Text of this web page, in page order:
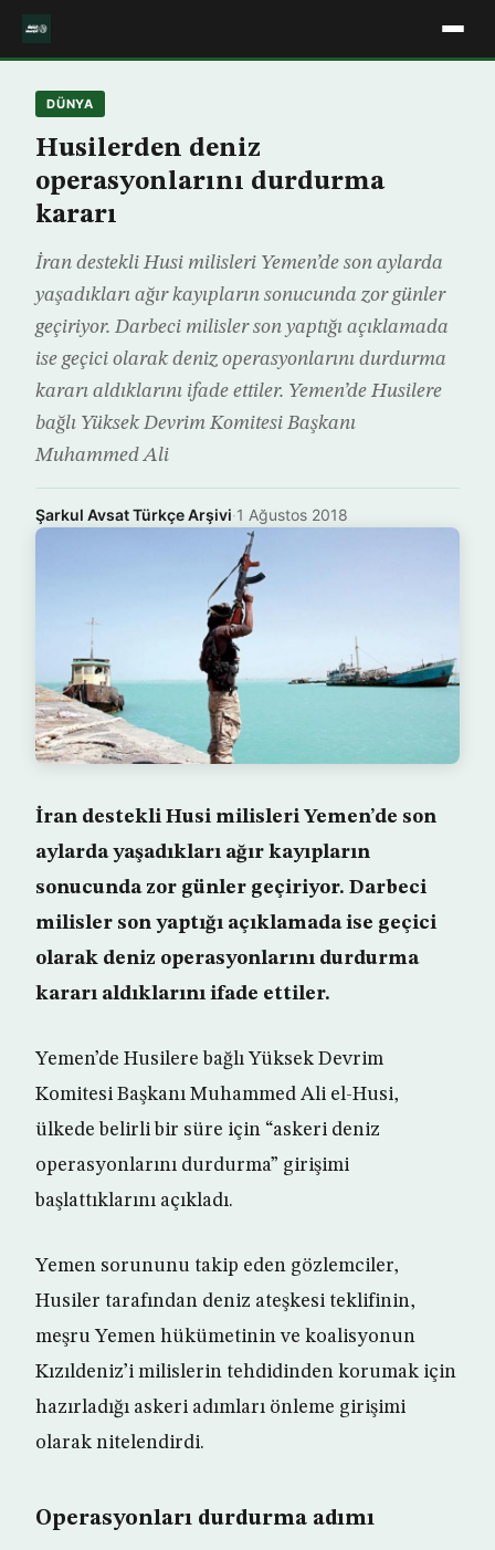
DÜNYA
Husilerden deniz
operasyonlarını durdurma
kararı
İran destekli Husi milisleri Yemen’de son aylarda
yaşadıkları ağır kayıpların sonucunda zor günler
geçiriyor. Darbeci milisler son yaptığı açıklamada
ise geçici olarak deniz operasyonlarını durdurma
kararı aldıklarını ifade ettiler. Yemen’de Husilere
bağlı Yüksek Devrim Komitesi Başkanı
Muhammed Ali
Şarkul Avsat Türkçe Arşivi·1 Ağustos 2018
İran destekli Husi milisleri Yemen’de son
aylarda yaşadıkları ağır kayıpların
sonucunda zor günler geçiriyor. Darbeci
milisler son yaptığı açıklamada ise geçici
olarak deniz operasyonlarını durdurma
kararı aldıklarını ifade ettiler.
Yemen’de Husilere bağlı Yüksek Devrim
Komitesi Başkanı Muhammed Ali el-Husi,
ülkede belirli bir süre için “askeri deniz
operasyonlarını durdurma” girişimi
başlattıklarını açıkladı.
Yemen sorununu takip eden gözlemciler,
Husiler tarafından deniz ateşkesi teklifinin,
meşru Yemen hükümetinin ve koalisyonun
Kızıldeniz’i milislerin tehdidinden korumak için
hazırladığı askeri adımları önleme girişimi
olarak nitelendirdi.
Operasyonları durdurma adımı